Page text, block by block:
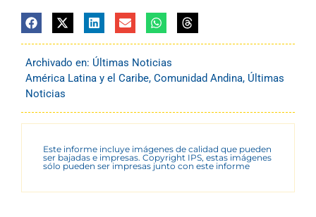
Archivado en: Últimas Noticias
América Latina y el Caribe, Comunidad Andina, Últimas
Noticias
Este informe incluye imágenes de calidad que pueden
ser bajadas e impresas. Copyright IPS, estas imágenes
sólo pueden ser impresas junto con este informe